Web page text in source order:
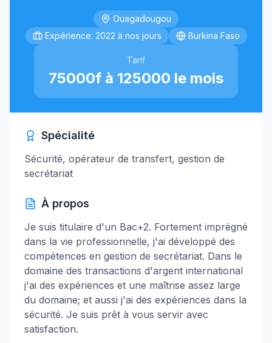
Ouagadougou
Expérience: 2022 à nos jours
Burkina Faso
Tarif
75000f à 125000 le mois
Spécialité
Sécurité, opérateur de transfert, gestion de
secrétariat
À propos
Je suis titulaire d'un Bac+2. Fortement imprégné
dans la vie professionnelle, j'ai développé des
compétences en gestion de secrétariat. Dans le
domaine des transactions d'argent international
j'ai des expériences et une maîtrise assez large
du domaine; et aussi j'ai des expériences dans la
sécurité. Je suis prêt à vous servir avec
satisfaction.